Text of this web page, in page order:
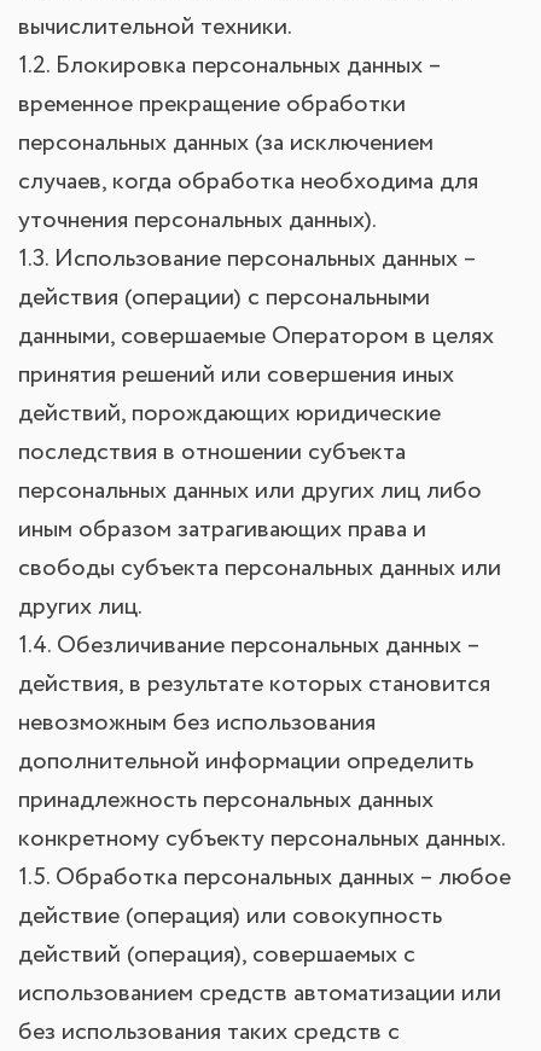
вычислительной техники.
1.2. Блокировка персональных данных –
временное прекращение обработки
персональных данных (за исключением
случаев, когда обработка необходима для
уточнения персональных данных).
1.3. Использование персональных данных –
действия (операции) с персональными
данными, совершаемые Оператором в целях
принятия решений или совершения иных
действий, порождающих юридические
последствия в отношении субъекта
персональных данных или других лиц либо
иным образом затрагивающих права и
свободы субъекта персональных данных или
других лиц.
1.4. Обезличивание персональных данных –
действия, в результате которых становится
невозможным без использования
дополнительной информации определить
принадлежность персональных данных
конкретному субъекту персональных данных.
1.5. Обработка персональных данных – любое
действие (операция) или совокупность
действий (операция), совершаемых с
использованием средств автоматизации или
без использования таких средств с